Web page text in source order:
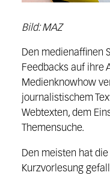
Bild: MAZ
Den medienaffinen
Feedbacks auf ihre
Medienknowhow
journalistischem
Webtexten, dem
Themensuche.
Den meisten hat
Kurzvorlesung